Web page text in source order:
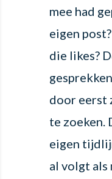
mee had
eigen
die likes?
door eerst
te zoeken.
eigen
al volgt als